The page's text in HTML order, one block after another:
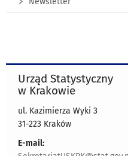
Urząd Statystyczny
w Krakowie
ul. Kazimierza Wyki 3
31-223 Kraków
E-mail: